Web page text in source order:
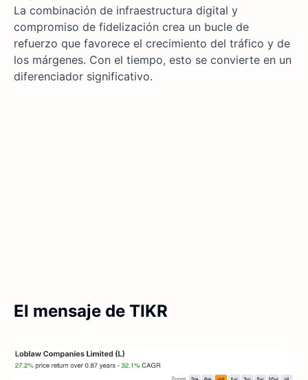
La combinación de infraestructura digital y
compromiso de fidelización crea un bucle de
refuerzo que favorece el crecimiento del tráfico y de
los márgenes. Con el tiempo, esto se convierte en un
diferenciador significativo.
El mensaje de TIKR